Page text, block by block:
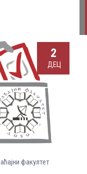
доцент, 1
2
ДЕЦ
факултет